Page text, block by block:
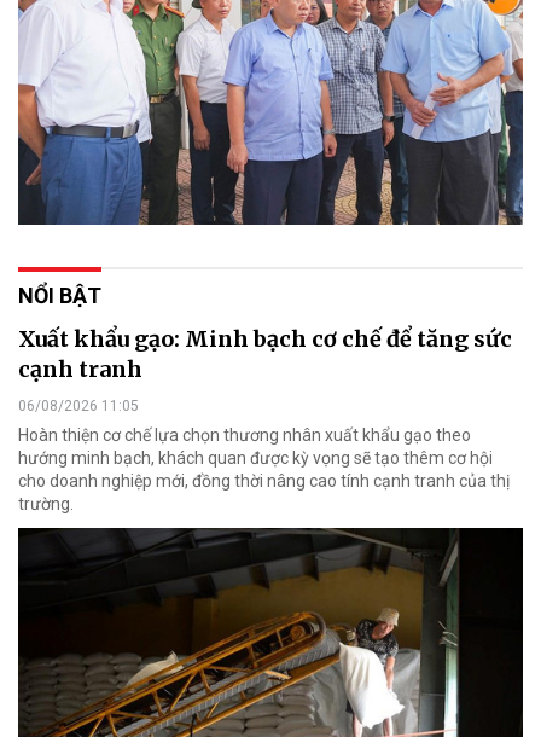
NỔI BẬT
Xuất khẩu gạo: Minh bạch cơ chế để tăng sức
cạnh tranh
06/08/2026 11:05
Hoàn thiện cơ chế lựa chọn thương nhân xuất khẩu gạo theo
hướng minh bạch, khách quan được kỳ vọng sẽ tạo thêm cơ hội
cho doanh nghiệp mới, đồng thời nâng cao tính cạnh tranh của thị
trường.